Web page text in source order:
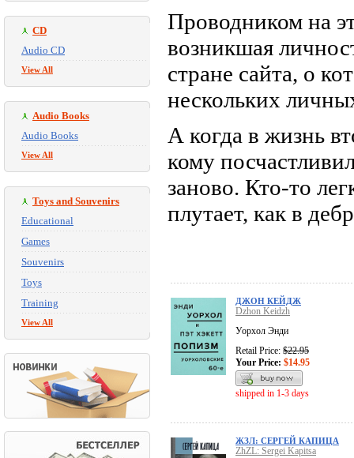
CD
Audio CD
View All
Audio Books
Audio Books
View All
Toys and Souvenirs
Educational
Games
Souvenirs
Toys
Training
View All
Проводником на
возникшая
стране сайта, о
нескольких
А когда в жизнь
кому
заново. Кто-то
плутает, как в
ДЖОН КЕЙДЖ
Dzhon Keidzh
Уорхол Энди
Retail Price: $22.95
Your Price: $14.95
shipped in 1-3 days
ЖЗЛ: СЕРГЕЙ КАПИЦА
ZhZL: Sergei Kapitsa